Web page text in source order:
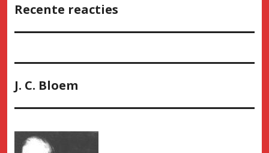
Recente reacties
J. C. Bloem